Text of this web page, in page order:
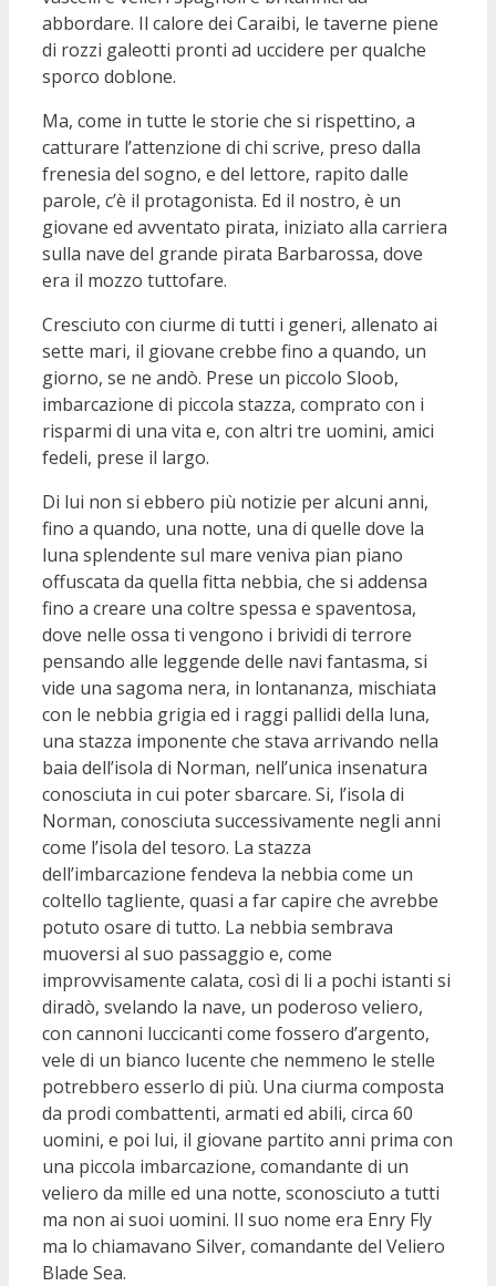
abbordare. Il calore dei Caraibi, le taverne piene
di rozzi galeotti pronti ad uccidere per qualche
sporco doblone.
Ma, come in tutte le storie che si rispettino, a
catturare l’attenzione di chi scrive, preso dalla
frenesia del sogno, e del lettore, rapito dalle
parole, c’è il protagonista. Ed il nostro, è un
giovane ed avventato pirata, iniziato alla carriera
sulla nave del grande pirata Barbarossa, dove
era il mozzo tuttofare.
Cresciuto con ciurme di tutti i generi, allenato ai
sette mari, il giovane crebbe fino a quando, un
giorno, se ne andò. Prese un piccolo Sloob,
imbarcazione di piccola stazza, comprato con i
risparmi di una vita e, con altri tre uomini, amici
fedeli, prese il largo.
Di lui non si ebbero più notizie per alcuni anni,
fino a quando, una notte, una di quelle dove la
luna splendente sul mare veniva pian piano
offuscata da quella fitta nebbia, che si addensa
fino a creare una coltre spessa e spaventosa,
dove nelle ossa ti vengono i brividi di terrore
pensando alle leggende delle navi fantasma, si
vide una sagoma nera, in lontananza, mischiata
con le nebbia grigia ed i raggi pallidi della luna,
una stazza imponente che stava arrivando nella
baia dell’isola di Norman, nell’unica insenatura
conosciuta in cui poter sbarcare. Si, l’isola di
Norman, conosciuta successivamente negli anni
come l’isola del tesoro. La stazza
dell’imbarcazione fendeva la nebbia come un
coltello tagliente, quasi a far capire che avrebbe
potuto osare di tutto. La nebbia sembrava
muoversi al suo passaggio e, come
improvvisamente calata, così di li a pochi istanti si
diradò, svelando la nave, un poderoso veliero,
con cannoni luccicanti come fossero d’argento,
vele di un bianco lucente che nemmeno le stelle
potrebbero esserlo di più. Una ciurma composta
da prodi combattenti, armati ed abili, circa 60
uomini, e poi lui, il giovane partito anni prima con
una piccola imbarcazione, comandante di un
veliero da mille ed una notte, sconosciuto a tutti
ma non ai suoi uomini. Il suo nome era Enry Fly
ma lo chiamavano Silver, comandante del Veliero
Blade Sea.